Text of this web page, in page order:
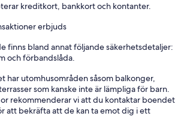
kreditkort, bankkort och kontanter.
erbjuds
finns bland annat följande säkerhetsdetaljer:
och förbandslåda.
har utomhusområden såsom balkonger,
som kanske inte är lämpliga för barn.
rekommenderar vi att du kontaktar boendet
att bekräfta att de kan ta emot dig i ett